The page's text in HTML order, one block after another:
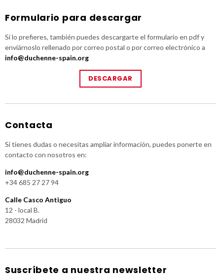
Formulario para descargar
Si lo prefieres, también puedes descargarte el formulario en pdf y
enviárnoslo rellenado por correo postal o por correo electrónico a
info@duchenne-spain.org
DESCARGAR
Contacta
Si tienes dudas o necesitas ampliar información, puedes ponerte en
contacto con nosotros en:
info@duchenne-spain.org
+34 685 27 27 94
Calle Casco Antiguo
12 - local B.
28032 Madrid
Suscríbete a nuestra newsletter